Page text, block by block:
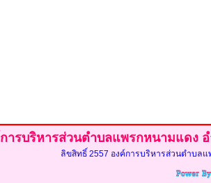
ารบริหารส่วนตำบลแพรกหนามแดง
ลิขสิทธิ์ 2557 องค์การบริหารส่วนตำบล